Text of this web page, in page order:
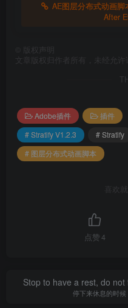
AE图层分布式动画
After
版权声明
文章版权归作者所有，未经允许
Adobe插件
插件
# Stratify V1.2.3
# Stratify
# 图层分布式动画脚本
喜欢
点赞4
Stop to have a rest, do
停下来休息的时